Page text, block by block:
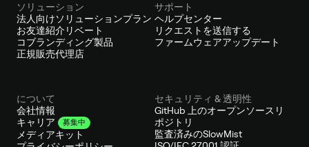
ソリューション
法人向けソリューションプラン
お友達紹介リベート
コブランディング製品
正規販売代理店
サポート
ヘルプセンター
リクエストを送信する
ファームウェアアップデート
について
会社情報
キャリア
募集中
メディアキット
セキュリティ & 透明性
GitHub 上のオープンソースリ
ポジトリ
監査済みのSlowMist